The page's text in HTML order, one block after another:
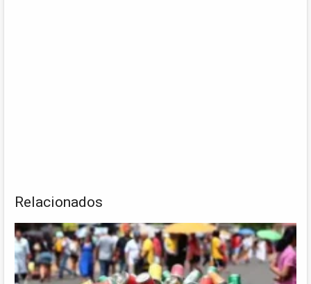
Relacionados